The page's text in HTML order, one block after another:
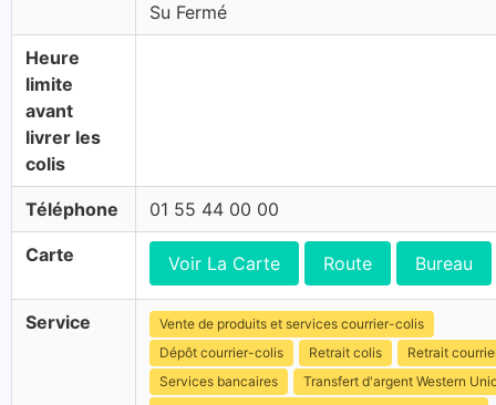
Su Fermé
Heure
limite
avant
livrer les
colis
Téléphone 01 55 44 00 00
Carte Voir La Carte Route Bureau
Service
Vente de produits et services courrier-colis
Dépôt courrier-colis
Retrait colis
Retrait
Services bancaires
Transfert d'argent Western